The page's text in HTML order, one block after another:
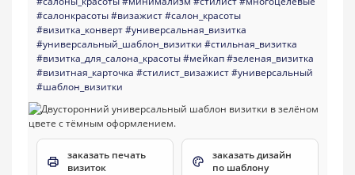
#салонкрасоты#визажист#салон_красоты
#визитка_конверт#универсальная_визитка
#универсальный_шаблон_визитки #стильная_визитка
#визитка_для_салона_красоты#мейкап#зеленая_визитка
#визитная_карточка #стилист_визажист#универсальный
#шаблон_визитки
заказать печать
визиток
заказать дизайн
по шаблону